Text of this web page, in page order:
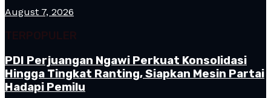
August 7, 2026
TERPOPULER
PDI Perjuangan Ngawi Perkuat Konsolidasi
Hingga Tingkat Ranting, Siapkan Mesin Partai
Hadapi Pemilu